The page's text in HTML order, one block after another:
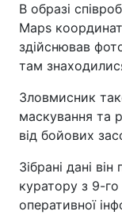
В образі
Maps
здійснював
там
Зловмисник
маскування та
від бойових
Зібрані дані
куратору з 9-
оперативної